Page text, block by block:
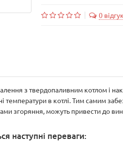
0
з твердопаливним котлом і
температури в котлі. Тим самим
згоряння, можуть привести до
наступні переваги: